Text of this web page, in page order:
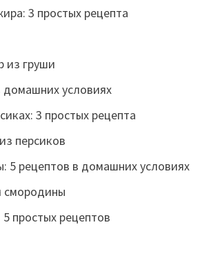
3 простых рецепта
из груши
домашних условиях
3 простых рецепта
персиков
5 рецептов в домашних условиях
смородины
простых рецептов